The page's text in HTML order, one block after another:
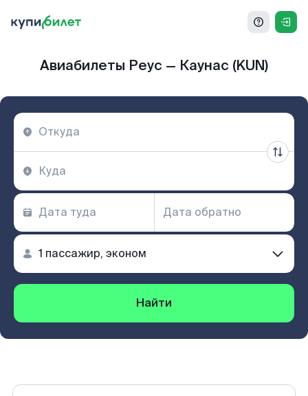
Авиабилеты Реус — Каунас (KUN)
Найти